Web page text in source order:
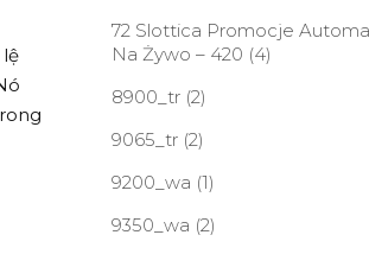
72 Slottica Promocje
Na Żywo – 420 (4)
8900_tr(2)
9065_tr(2)
9200_wa (1)
9350_wa (2)